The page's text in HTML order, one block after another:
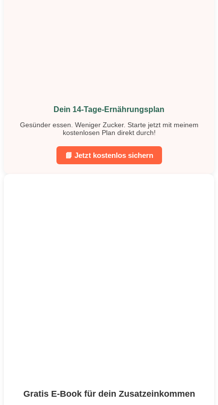
Dein 14-Tage-Ernährungsplan
Gesünder essen. Weniger Zucker. Starte jetzt mit meinem
kostenlosen Plan direkt durch!
📘 Jetzt kostenlos sichern
Gratis E-Book für dein Zusatzeinkommen